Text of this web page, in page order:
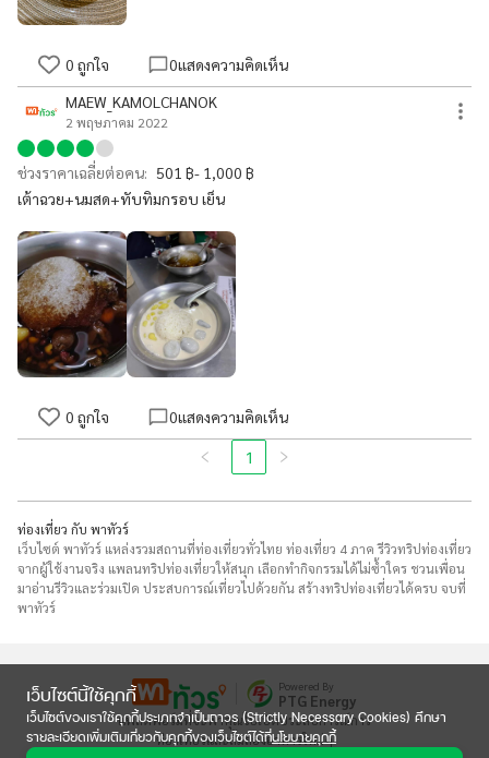
เว็บไซต์นี้ใช้คุกกี้
เว็บไซต์ของเราใช้คุกกี้ประเภทจำเป็นถาวร (Strictly Necessary Cookies) ศึกษา
รายละเอียดเพิ่มเติมเกี่ยวกับคุกกี้ของเว็บไซต์ได้ที่นโยบายคุกกี้
0 ถูกใจ 0แสดงความคิดเห็น
MAEW_KAMOLCHANOK
2 พฤษภาคม 2022
ช่วงราคาเฉลี่ยต่อคน: 501 ฿- 1,000 ฿
เต้าฉวย+นมสด+ทับทิมกรอบ เย็น
0 ถูกใจ 0แสดงความคิดเห็น
1
ท่องเที่ยว กับ พาทัวร์
เว็บไซต์ พาทัวร์ แหล่งรวมสถานที่ท่องเที่ยวทั่วไทย ท่องเที่ยว 4 ภาค รีวิวทริปท่องเที่ยว
จากผู้ใช้งานจริง แพลนทริปท่องเที่ยวให้สนุก เลือกทำกิจกรรมได้ไม่ซ้ำใคร ชวนเพื่อน
มาอ่านรีวิวและร่วมเปิด ประสบการณ์เที่ยวไปด้วยกัน สร้างทริปท่องเที่ยวได้ครบ จบที่
พาทัวร์
Powered By
PTG Energy
แพลตฟอร์มที่จะพาคุณไปเปิดประสบการณ์การ
ท่องเที่ยวและลิ้มลองอาหารใหม่ๆ